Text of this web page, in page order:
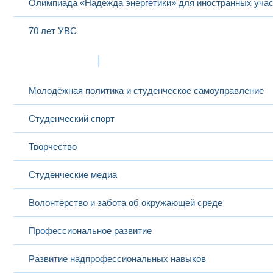
Олимпиада «Надежда энергетики» для иностранных
70 лет УВС
Молодёжная политика и студенческое самоуправление
Студенческий спорт
Творчество
Студенческие медиа
Волонтёрство и забота об окружающей среде
Профессиональное развитие
Развитие надпрофессиональных навыков